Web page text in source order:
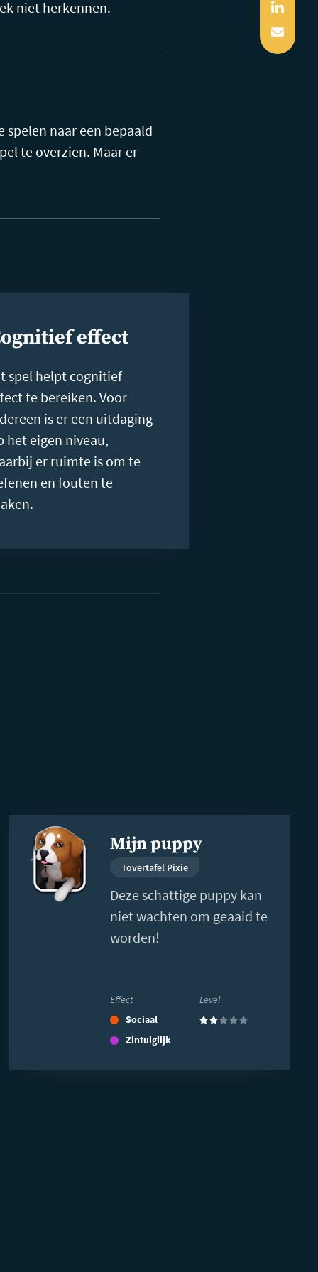
Mail
niet herkennen.
spelen naar een bepaald
te overzien. Maar er
effect
spel helpt cognitief
te bereiken. Voor
is er een uitdaging
het eigen niveau,
er ruimte is om te
en fouten te
Mijn puppy
Tovertafel Pixie
Deze schattige puppy kan
niet wachten om geaaid te
worden!
Effect
Sociaal
Zintuiglijk
Level
(2)
meer